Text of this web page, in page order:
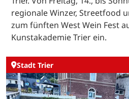
regionale Winzer, Streetfood
zum fünften West Wein Fest
Kunstakademie Trier ein.
Stadt Trier